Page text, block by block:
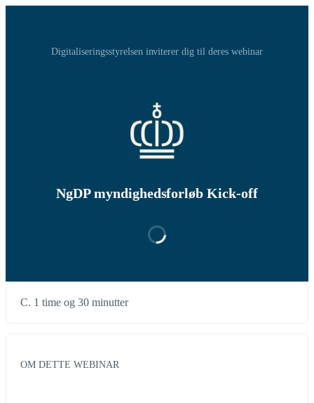
Digitaliseringsstyrelsen inviterer dig til deres webinar
NgDP myndighedsforløb Kick-off
C. 1 time og 30 minutter
OM DETTE WEBINAR